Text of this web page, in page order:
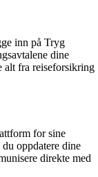
inn på Tryg
dine
alt fra reiseforsikring
for sine
oppdatere dine
direkte med